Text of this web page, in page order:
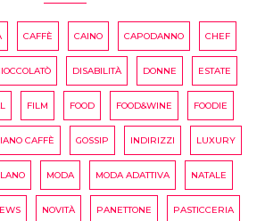
CAFFÈ CAINO CAPODANNO CHEF
DISABILITÀ DONNE ESTATE
FILM FOOD FOOD&WINE FOODIE
CAFFÈ GOSSIP INDIRIZZI LUXURY
MODA MODA ADATTIVA NATALE
NOVITÀ PANETTONE PASTICCERIA